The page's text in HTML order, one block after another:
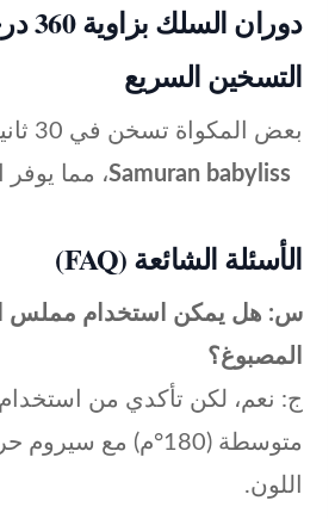
دوران السلك بزاوية 360 درجة
التسخين السريع
بعض المكواة تسخن في 30 ثانية فقط، مثل
، مما
الأسئلة الشائعة (FAQ)
س: هل يمكن استخدام مملس
المصبوغ؟
ج: نعم، لكن تأكدي من
متوسطة (180°م) مع
اللون.